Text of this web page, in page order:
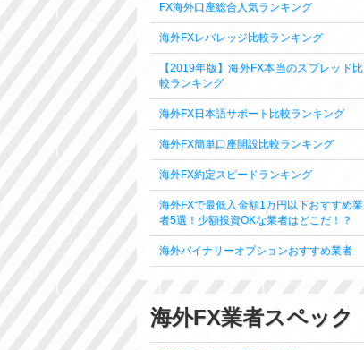
FX海外口座総合人気ランキング
海外FXレバレッジ比較ランキング
【2019年版】海外FX本当のスプレッド比
較ランキング
海外FX日本語サポート比較ランキング
海外FX簡単口座開設比較ランキング
海外FX約定スピードランキング
海外FXで最低入金額1万円以下おすすめ業
者5選！少額投資OKな業者はどこだ！？
海外バイナリーオプションおすすめ業者
海外FX業者スペック